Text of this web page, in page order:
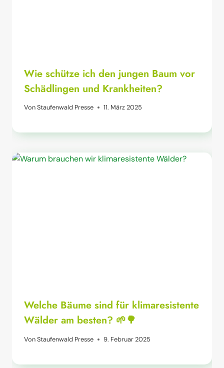
Wie schütze ich den jungen Baum vor
Schädlingen und Krankheiten?
VonStaufenwald Presse 11. März 2025
Welche Bäume sind für klimaresistente
Wälder am besten? 🌱🌳
VonStaufenwald Presse 9. Februar 2025